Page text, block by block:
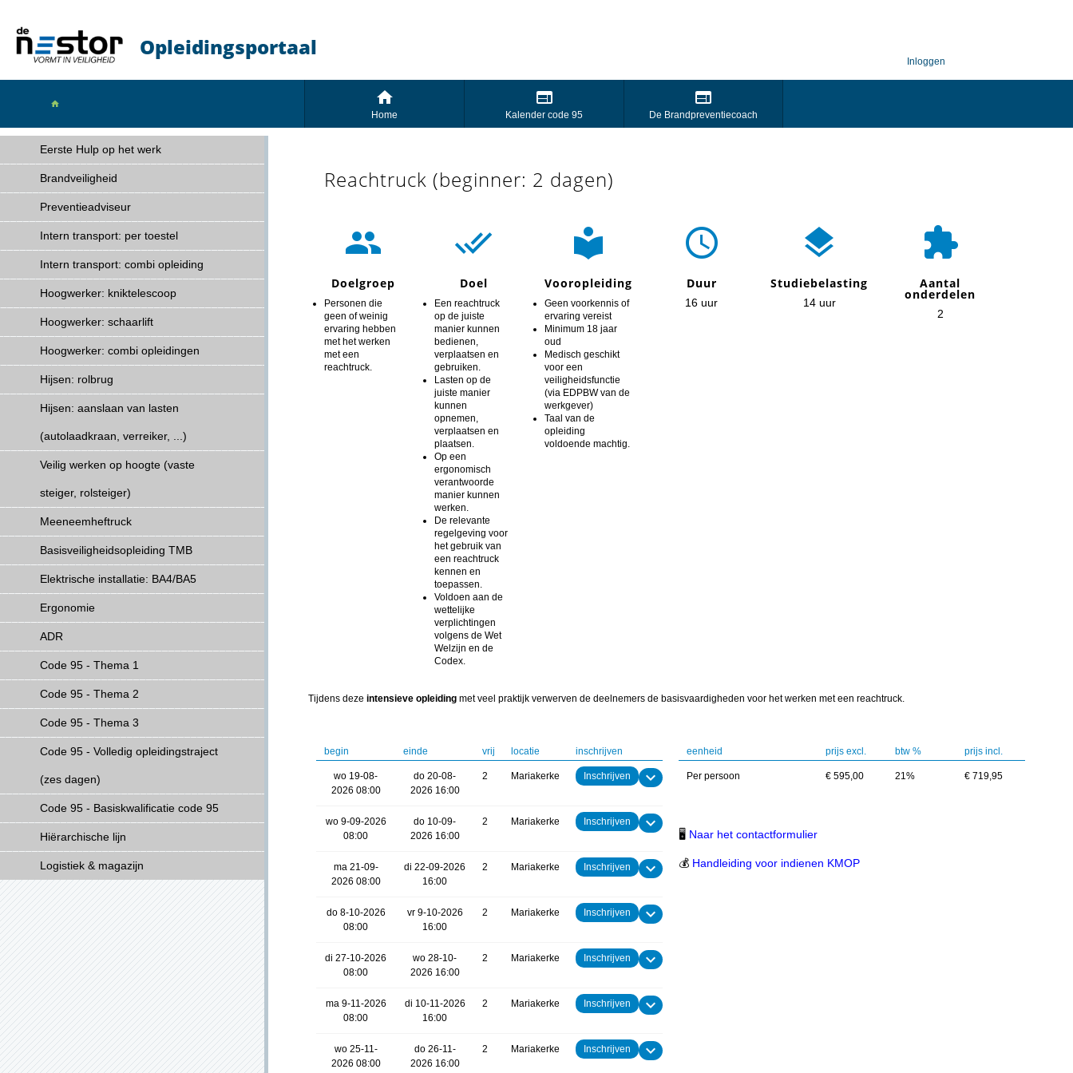
Opleidingsportaal
Inloggen

Home Kalender code 95 De Brandpreventiecoach
Eerste Hulp op het werk
Brandveiligheid
Preventieadviseur
Intern transport: per toestel
Intern transport: combi opleiding
Hoogwerker: kniktelescoop
Hoogwerker: schaarlift
Hoogwerker: combi opleidingen
Hijsen: rolbrug
Hijsen: aanslaan van lasten
(autolaadkraan, verreiker, ...)
Veilig werken op hoogte (vaste
steiger, rolsteiger)
Meeneemheftruck
Basisveiligheidsopleiding TMB
Elektrische installatie: BA4/BA5
Ergonomie
ADR
Code 95 - Thema 1
Code 95 - Thema 2
Code 95 - Thema 3
Code 95 - Volledig opleidingstraject
(zes dagen)
Code 95 - Basiskwalificatie code 95
Hiërarchische lijn
Logistiek & magazijn
Reachtruck (beginner: 2 dagen)

Doelgroep
Personen die
geen of weinig
ervaring hebben
met het werken
met een
reachtruck.

Doel
Een reachtruck
op de juiste
manier kunnen
bedienen,
verplaatsen en
gebruiken.
Lasten op de
juiste manier
kunnen
opnemen,
verplaatsen en
plaatsen.
Op een
ergonomisch
verantwoorde
manier kunnen
werken.
De relevante
regelgeving voor
het gebruik van
een reachtruck
kennen en
toepassen.
Voldoen aan de
wettelijke
verplichtingen
volgens de Wet
Welzijn en de
Codex.

Vooropleiding
Geen voorkennis of
ervaring vereist
Minimum 18 jaar
oud
Medisch geschikt
voor een
veiligheidsfunctie
(via EDPBW van de
werkgever)
Taal van de
opleiding
voldoende machtig.

Duur
16 uur

Studiebelasting
14 uur

Aantal
onderdelen
2
Tijdens deze intensieve opleiding met veel praktijk verwerven de deelnemers de basisvaardigheden voor het werken met een reachtruck.
begin einde vrij locatie inschrijven
wo 19-08-
2026 08:00
do 20-08-
2026 16:00
2 Mariakerke Inschrijven
wo 9-09-2026
08:00
do 10-09-
2026 16:00
2 Mariakerke Inschrijven
ma 21-09-
2026 08:00
di 22-09-2026
16:00
2 Mariakerke Inschrijven
do 8-10-2026
08:00
vr 9-10-2026
16:00
2 Mariakerke Inschrijven
di 27-10-2026
08:00
wo 28-10-
2026 16:00
2 Mariakerke Inschrijven
ma 9-11-2026
08:00
di 10-11-2026
16:00
2 Mariakerke Inschrijven
wo 25-11-
2026 08:00
do 26-11-
2026 16:00
2 Mariakerke Inschrijven
eenheid prijs excl. btw % prijs incl.
Per persoon € 595,00 21% € 719,95
🖥 Naar het contactformulier
💰 Handleiding voor indienen KMOP